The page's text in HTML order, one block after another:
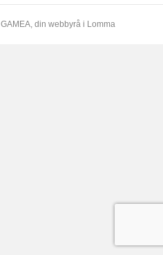
GAMEA, din webbyrå i Lomma